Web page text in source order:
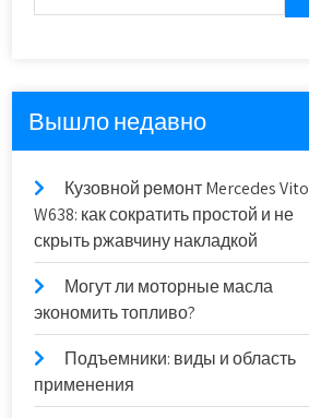
Вышло недавно
Кузовной ремонт Mercedes Vito
W638: как сократить простой и не
скрыть ржавчину накладкой
Могут ли моторные масла
экономить топливо?
Подъемники: виды и область
применения